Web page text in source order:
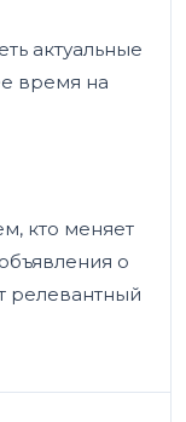
актуальные
время на
кто меняет
о
релевантный